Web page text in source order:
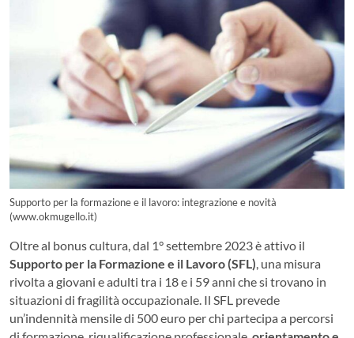
Supporto per la formazione e il lavoro: integrazione e novità
(www.okmugello.it)
Oltre al bonus cultura, dal 1° settembre 2023 è attivo il
Supporto per la Formazione e il Lavoro (SFL), una misura
rivolta a giovani e adulti tra i 18 e i 59 anni che si trovano in
situazioni di fragilità occupazionale. Il SFL prevede
un’indennità mensile di 500 euro per chi partecipa a percorsi